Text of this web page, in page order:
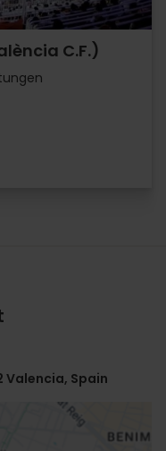
C.F.)
Valencia, Spain